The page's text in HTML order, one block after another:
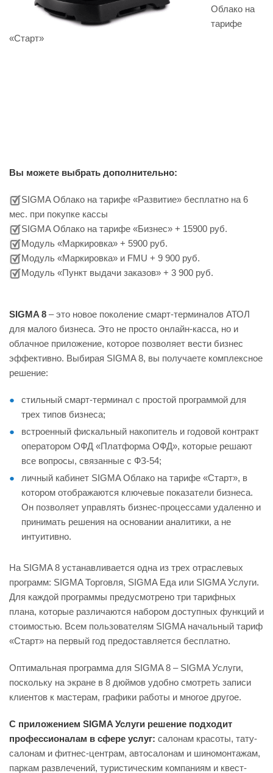
Облако на
тарифе
«Старт»
Вы можете выбрать дополнительно:
SIGMA Облако на тарифе «Развитие» бесплатно на 6
мес. при покупке кассы
SIGMA Облако на тарифе «Бизнес» + 15900 руб.
Модуль «Маркировка» + 5900 руб.
Модуль «Маркировка» и FMU + 9 900 руб.
Модуль «Пункт выдачи заказов» + 3 900 руб.
SIGMA 8 – это новое поколение смарт-терминалов АТОЛ
для малого бизнеса. Это не просто онлайн-касса, но и
облачное приложение, которое позволяет вести бизнес
эффективно. Выбирая SIGMA 8, вы получаете комплексное
решение:
стильный смарт-терминал с простой программой для
трех типов бизнеса;
встроенный фискальный накопитель и годовой контракт
оператором ОФД «Платформа ОФД», которые решают
все вопросы, связанные с ФЗ-54;
личный кабинет SIGMA Облако на тарифе «Старт», в
котором отображаются ключевые показатели бизнеса.
Он позволяет управлять бизнес-процессами удаленно и
принимать решения на основании аналитики, а не
интуитивно.
На SIGMA 8 устанавливается одна из трех отраслевых
программ: SIGMA Торговля, SIGMA Еда или SIGMA Услуги.
Для каждой программы предусмотрено три тарифных
плана, которые различаются набором доступных функций и
стоимостью. Всем пользователям SIGMA начальный тариф
«Старт» на первый год предоставляется бесплатно.
Оптимальная программа для SIGMA 8 – SIGMA Услуги,
поскольку на экране в 8 дюймов удобно смотреть записи
клиентов к мастерам, графики работы и многое другое.
С приложением SIGMA Услуги решение подходит
профессионалам в сфере услуг: салонам красоты, тату-
салонам и фитнес-центрам, автосалонам и шиномонтажам,
паркам развлечений, туристическим компаниям и квест-